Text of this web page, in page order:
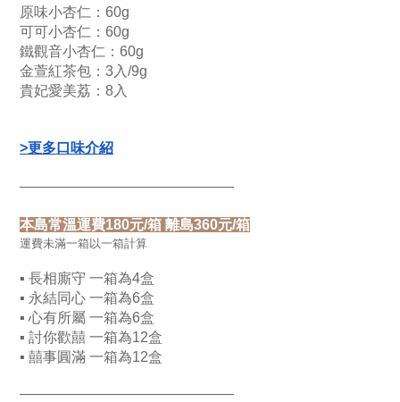
原味小杏仁：60g
可可小杏仁：60g
鐵觀音小杏仁：60g
金萱紅茶包：3入/9g
貴妃愛美荔：8入
>更多口味介紹
———————————————
本島常溫運費180元/箱 離島360元/箱
運費未滿一箱以一箱計算
▪ 長相廝守 一箱為4盒
▪ 永結同心 一箱為6盒
▪ 心有所屬 一箱為6盒
▪ 討你歡囍 一箱為12盒
▪ 囍事圓滿 一箱為12盒
———————————————